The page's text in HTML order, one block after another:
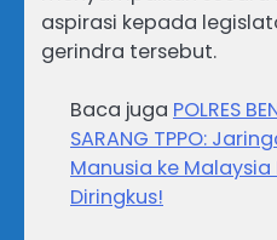
aspirasi kepada
gerindra tersebut.
Baca juga POLRES
SARANG TPPO:
Manusia ke Malaysia
Diringkus!